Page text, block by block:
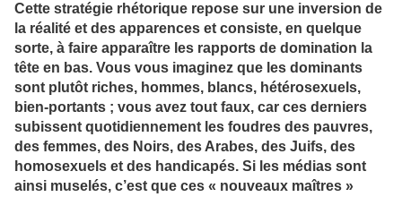
Cette stratégie rhétorique repose sur une inversion de
la réalité et des apparences et consiste, en quelque
sorte, à faire apparaître les rapports de domination la
tête en bas. Vous vous imaginez que les dominants
sont plutôt riches, hommes, blancs, hétérosexuels,
bien-portants ; vous avez tout faux, car ces derniers
subissent quotidiennement les foudres des pauvres,
des femmes, des Noirs, des Arabes, des Juifs, des
homosexuels et des handicapés. Si les médias sont
ainsi muselés, c’est que ces « nouveaux maîtres »